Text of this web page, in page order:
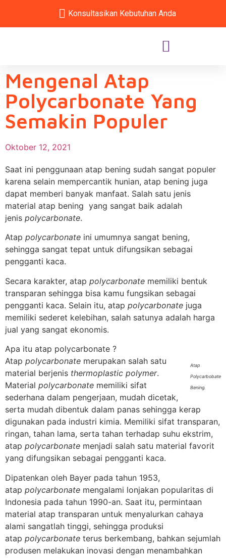
Konsultasikan Kebutuhan Anda
Mengenal Atap
Polycarbonate Yang
Semakin Populer
Oktober 12, 2021
Saat ini penggunaan atap bening sudah sangat populer
karena selain mempercantik hunian, atap bening juga
dapat memberi banyak manfaat. Salah satu jenis
material atap bening yang sangat baik adalah
jenis polycarbonate.
Atap polycarbonate ini umumnya sangat bening,
sehingga sangat tepat untuk difungsikan sebagai
pengganti kaca.
Secara karakter, atap polycarbonate memiliki bentuk
transparan sehingga bisa kamu fungsikan sebagai
pengganti kaca. Selain itu, atap polycarbonate juga
memiliki sederet kelebihan, salah satunya adalah harga
jual yang sangat ekonomis.
Atap
Polycarbobate
Bening.
Apa itu atap polycarbonate ?
Atap polycarbonate merupakan salah satu
material berjenis thermoplastic polymer.
Material polycarbonate memiliki sifat
sederhana dalam pengerjaan, mudah dicetak,
serta mudah dibentuk dalam panas sehingga kerap
digunakan pada industri kimia. Memiliki sifat transparan,
ringan, tahan lama, serta tahan terhadap suhu ekstrim,
atap polycarbonate menjadi salah satu material favorit
yang difungsikan sebagai pengganti kaca.
Dipatenkan oleh Bayer pada tahun 1953,
atap polycarbonate mengalami lonjakan popularitas di
Indonesia pada tahun 1990-an. Saat itu, permintaan
material atap transparan untuk menyalurkan cahaya
alami sangatlah tinggi, sehingga produksi
atap polycarbonate terus berkembang, bahkan sejumlah
produsen melakukan inovasi dengan menambahkan